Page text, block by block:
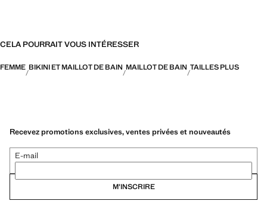
CELA POURRAIT VOUS INTÉRESSER
FEMME BIKINI ET MAILLOT DE BAIN MAILLOT DE BAIN TAILLES PLUS
Recevez promotions exclusives, ventes privées et nouveautés
E-mail
M’INSCRIRE